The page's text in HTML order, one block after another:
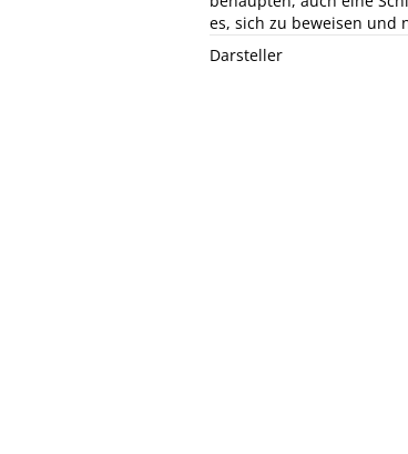
es, sich zu beweisen und
Darsteller